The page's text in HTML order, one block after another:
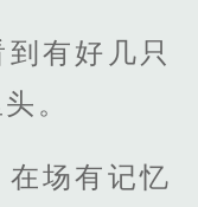
有好几只
。
在场有记忆